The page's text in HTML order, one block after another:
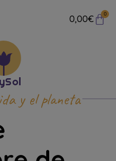
0,00€ 0
y el planeta